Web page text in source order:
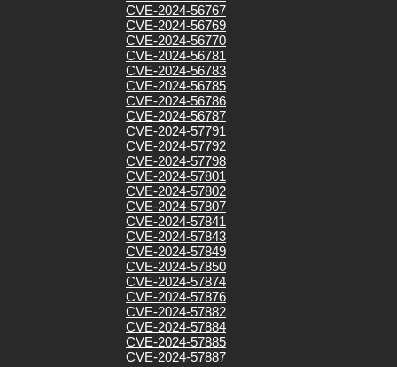
CVE-2024-56767
CVE-2024-56769
CVE-2024-56770
CVE-2024-56781
CVE-2024-56783
CVE-2024-56785
CVE-2024-56786
CVE-2024-56787
CVE-2024-57791
CVE-2024-57792
CVE-2024-57798
CVE-2024-57801
CVE-2024-57802
CVE-2024-57807
CVE-2024-57841
CVE-2024-57843
CVE-2024-57849
CVE-2024-57850
CVE-2024-57874
CVE-2024-57876
CVE-2024-57882
CVE-2024-57884
CVE-2024-57885
CVE-2024-57887